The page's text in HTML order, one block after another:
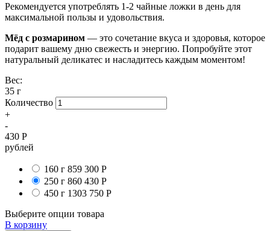
Рекомендуется употреблять 1-2 чайные ложки в день для
максимальной пользы и удовольствия.
Мёд с розмарином — это сочетание вкуса и здоровья, которое
подарит вашему дню свежесть и энергию. Попробуйте этот
натуральный деликатес и насладитесь каждым моментом!
Вес:
35 г
Количество
+
-
430 Р
рублей
160 г 859 300 Р
250 г 860 430 Р
450 г 1303 750 Р
Выберите опции товара
В корзину